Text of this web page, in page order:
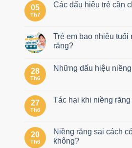
05
Th7
Các dấu hiệu trẻ cần
Trẻ em bao nhiêu tuổi
răng?
28
Th6
Những dấu hiệu
27
Th6
Tác hại khi niềng răng
20
Th6
Niềng răng sai cách
không?